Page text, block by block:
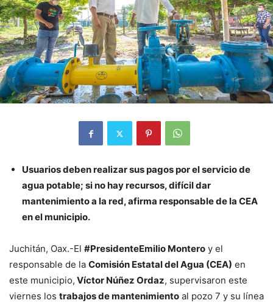
Usuarios deben realizar sus pagos por el servicio de
agua potable; si no hay recursos, difícil dar
mantenimiento a la red, afirma responsable de la CEA
en el municipio.
Juchitán, Oax.-El #PresidenteEmilio Montero y el
responsable de la Comisión Estatal del Agua (CEA) en
este municipio, Víctor Núñez Ordaz, supervisaron este
viernes los trabajos de mantenimiento al pozo 7 y su línea